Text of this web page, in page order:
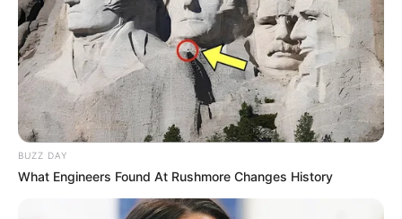
BUZZ DAY
What Engineers Found At Rushmore Changes History